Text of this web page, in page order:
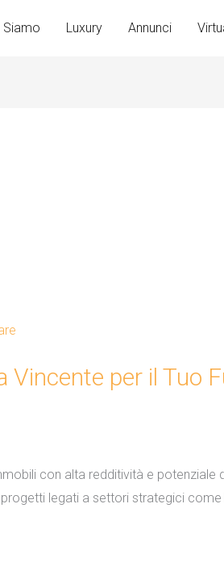
Siamo Luxury Annunci
Vincente per il Tuo
con alta redditività e potenziale
legati a settori strategici come